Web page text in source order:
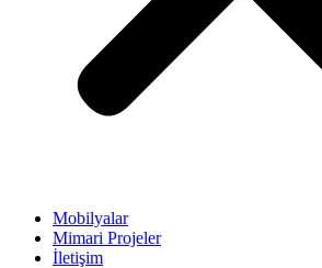
Mobilyalar
Mimari Projeler
İletişim